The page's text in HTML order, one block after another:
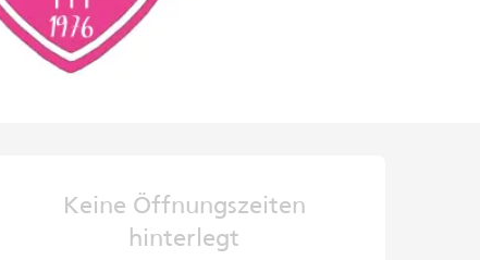
Öffnungszeiten &
Keine Öffnungszeiten
hinterlegt